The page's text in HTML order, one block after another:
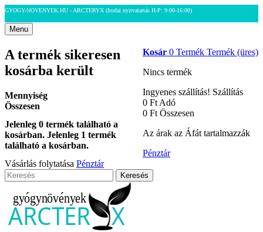
GYOGY-NOVENYEK.HU - ARCTERYX (Irodai nyitvatartás H-P: 9:00-16:00)
Menu
Kosár 0 Termék Termék (üres)
Nincs termék
Ingyenes szállítás! Szállítás
0 Ft‎ Adó
0 Ft‎ Összesen
Az árak az Áfát tartalmazzák
Pénztár
A termék sikeresen
kosárba került
Mennyiség
Összesen
Jelenleg 0 termék található a
kosárban. Jelenleg 1 termék
található a kosárban.
Vásárlás folytatása Pénztár
Keresés